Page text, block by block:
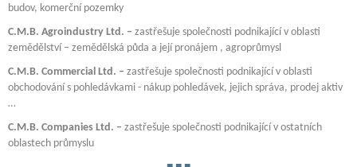
budov, komerční pozemky
C.M.B. Agroindustry Ltd. – zastřešuje společnosti podnikající v oblasti
zemědělství – zemědělská půda a její pronájem , agroprůmysl
C.M.B. Commercial Ltd. – zastřešuje společnosti podnikající v oblasti
obchodování s pohledávkami - nákup pohledávek, jejich správa, prodej aktiv
…
C.M.B. Companies Ltd. – zastřešuje společnosti podnikající v ostatních
oblastech průmyslu